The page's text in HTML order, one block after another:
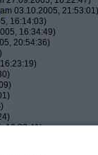
am 03.10.2005, 21:53:01)
16:14:03)
16:34:49)
20:54:36)
16:33:41)